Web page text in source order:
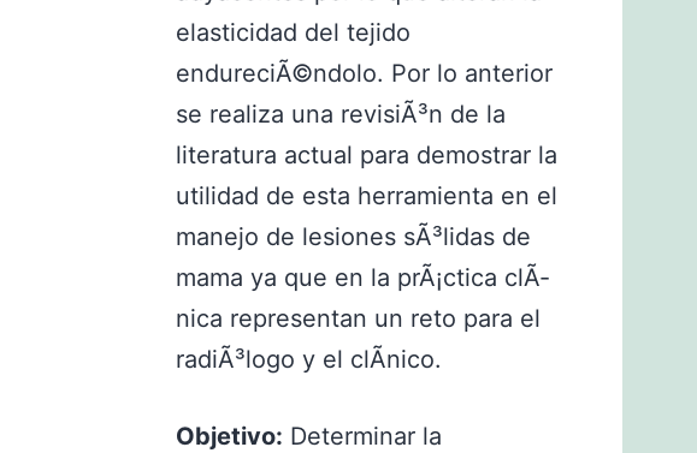
elasticidad del tejido
endureciÃ©ndolo. Por lo anterior
se realiza una revisiÃ³n de la
literatura actual para demostrar la
utilidad de esta herramienta en el
manejo de lesiones sÃ³lidas de
mama ya que en la prÃ¡ctica clÃ­
nica representan un reto para el
radiÃ³logo y el clÃ­nico.
Objetivo: Determinar la